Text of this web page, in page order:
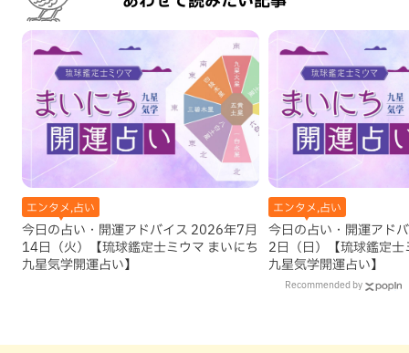
エンタメ,占い
今日の占い・開運アドバイス 2026年7月
14日（火）【琉球鑑定士ミウマ まいにち
九星気学開運占い】
エンタメ,占い
今日の占い・開運アド
2日（日）【琉球鑑定士
九星気学開運占い】
Recommended by